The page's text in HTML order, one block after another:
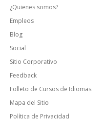
¿Quienes somos?
Empleos
Blog
Social
Sitio Corporativo
Feedback
Folleto de Cursos de Idiomas
Mapa del Sitio
Política de Privacidad